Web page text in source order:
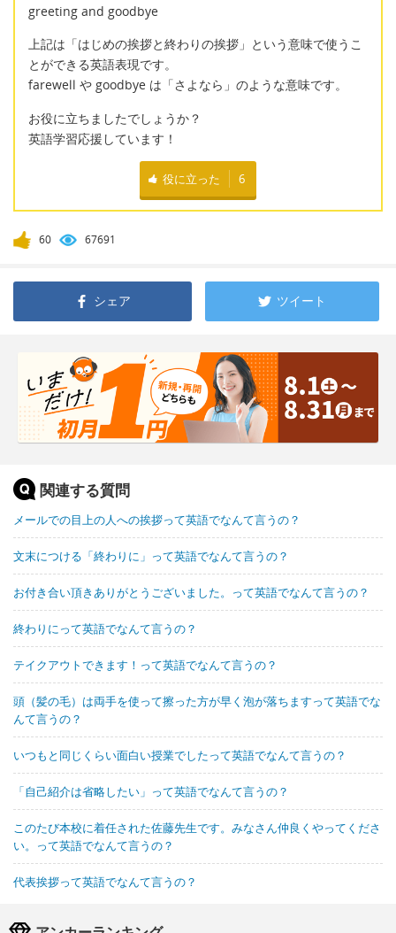
greeting and goodbye
上記は「はじめの挨拶と終わりの挨拶」という意味で使うこ
とができる英語表現です。
farewell や goodbye は「さよなら」のような意味です。
お役に立ちましたでしょうか？
英語学習応援しています！
役に立った 6
60 67691
シェア ツイート
関連する質問
メールでの目上の人への挨拶って英語でなんて言うの？
文末につける「終わりに」って英語でなんて言うの？
お付き合い頂きありがとうございました。って英語でなんて言うの？
終わりにって英語でなんて言うの？
テイクアウトできます！って英語でなんて言うの？
頭（髪の毛）は両手を使って擦った方が早く泡が落ちますって英語でな
んて言うの？
いつもと同じくらい面白い授業でしたって英語でなんて言うの？
「自己紹介は省略したい」って英語でなんて言うの？
このたび本校に着任された佐藤先生です。みなさん仲良くやってくださ
い。って英語でなんて言うの？
代表挨拶って英語でなんて言うの？